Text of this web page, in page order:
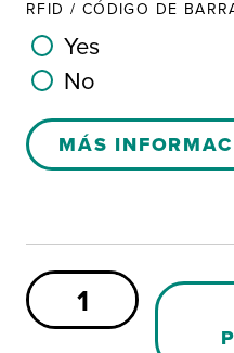
RFID / CÓDIGO DE
Yes
No
MÁS
Tapa
para
carrito